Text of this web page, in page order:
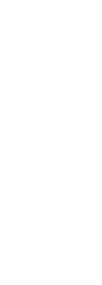
nhà hàng khách
miễn phí mỗi
phí trong toàn
bị cơ bản, có